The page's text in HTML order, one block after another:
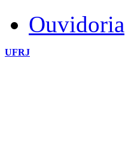
Ouvidoria
UFRJ